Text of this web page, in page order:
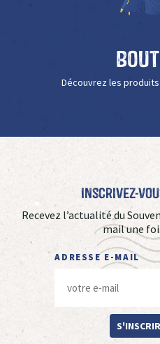
Découvrez les produits
Inscrivez-
Recevez l’actualité du
mail une
ADRESSE E-MAIL